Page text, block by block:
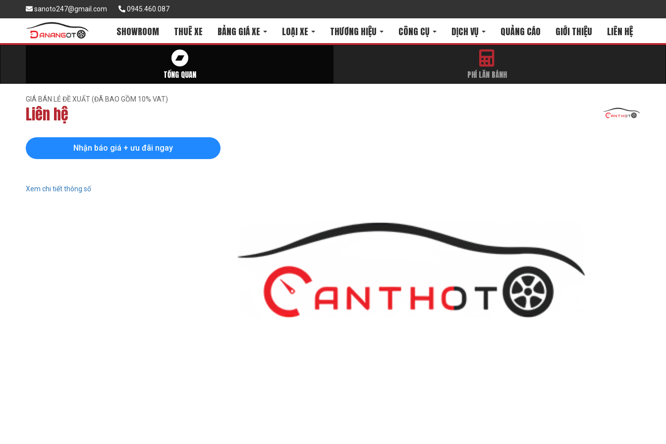
sanoto247@gmail.com 0945.460.087
SHOWROOM THUÊ XE BẢNG GIÁ XE LOẠI XE THƯƠNG HIỆU CÔNG CỤ DỊCH VỤ QUẢNG CÁO GIỚI THIỆU LIÊN HỆ
TỔNG QUAN PHÍ LĂN BÁNH
GIÁ BÁN LẺ ĐỀ XUẤT (ĐÃ BAO GỒM 10% VAT)
Liên hệ
Nhận báo giá + ưu đãi ngay
Xem chi tiết thông số